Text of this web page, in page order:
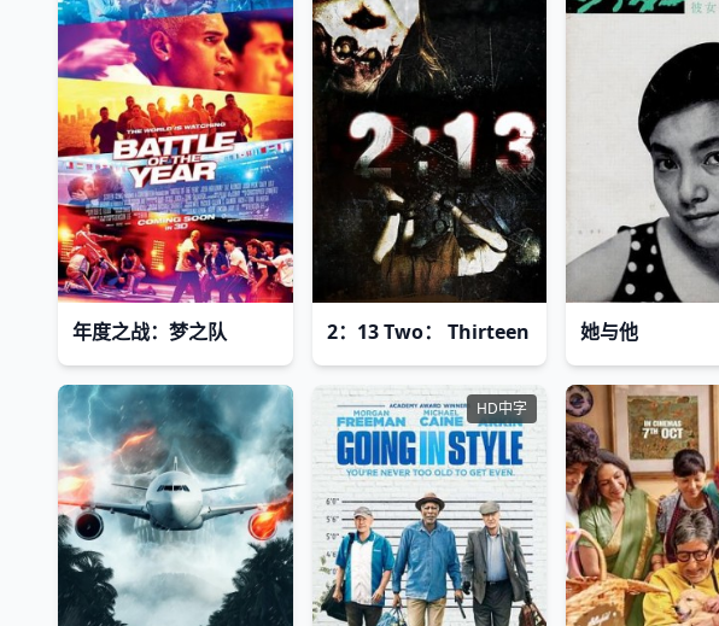
年度之战：梦之队 2：13 Two： Thirteen 她与他
HD中字